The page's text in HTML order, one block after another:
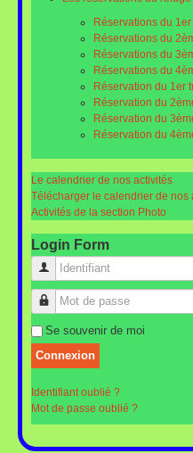
Réservations du
Réservations du
Réservations du
Réservations du
Réservation du 1er
Réservation du
Réservation du
Réservation du
Le calendrier de nos activités
Télécharger le calendrier de nos
Activités de la section Photo
Login Form
Identifiant
Mot de passe
Se souvenir de moi
Connexion
Identifiant oublié ?
Mot de passe oublié ?